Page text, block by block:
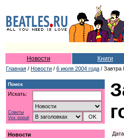
Новости Книги
Главная / Новости / 6 июля 2004 года / Завтра
Поиск
Искать:
Советы
Vox populi
Новости